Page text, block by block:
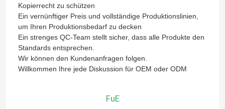
Kopierrecht zu schützen
Ein vernünftiger Preis und vollständige Produktionslinien,
um Ihren Produktionsbedarf zu decken
Ein strenges QC-Team stellt sicher, dass alle Produkte den
Standards entsprechen.
Wir können den Kundenanfragen folgen.
Willkommen Ihre jede Diskussion für OEM oder ODM
FuE